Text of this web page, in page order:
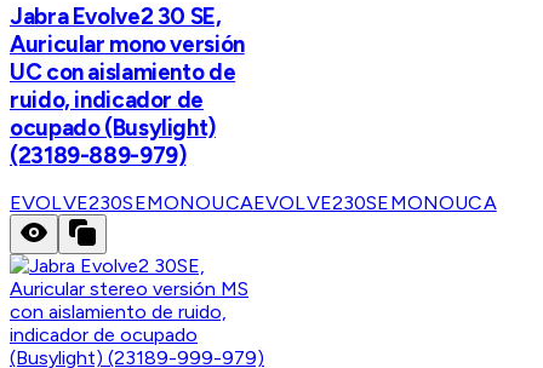
Jabra Evolve2 30 SE,
Auricular mono versión
UC con aislamiento de
ruido, indicador de
ocupado (Busylight)
(23189-889-979)
EVOLVE230SEMONOUCAEVOLVE230SEMONOUCA